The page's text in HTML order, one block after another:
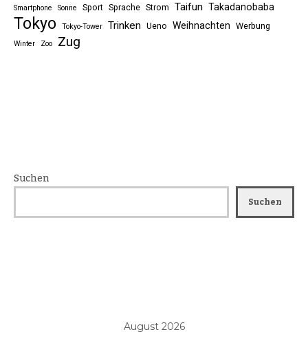
Smartphone Sonne Sport Sprache Strom Taifun Takadanobaba
Tokyo Tokyo-Tower Trinken Ueno Weihnachten Werbung
Winter Zoo Zug
Suchen
Suchen
August 2026